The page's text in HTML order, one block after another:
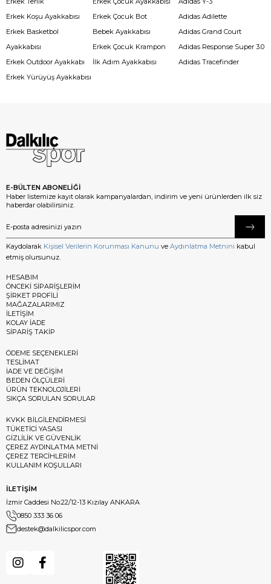
Erkek Koşu Ayakkabısı
Erkek Basketbol
Ayakkabısı
Erkek Outdoor Ayakkabı
Erkek Yürüyüş Ayakkabısı
Erkek Çocuk Bot
Bebek Ayakkabısı
Erkek Çocuk Krampon
İlk Adım Ayakkabısı
Adidas Adilette
Adidas Grand Court
Adidas Response Super 3.0
Adidas Tracefinder
E-BÜLTEN ABONELİĞİ
Haber listemize kayıt olarak kampanyalardan, indirim ve yeni ürünlerden ilk siz
haberdar olabilirsiniz.
Kaydolarak Kişisel Verilerin Korunması Kanunu ve Aydınlatma Metnini kabul
etmiş olursunuz.
HESABIM
ÖNCEKİ SİPARİŞLERİM
ŞİRKET PROFİLİ
MAĞAZALARIMIZ
İLETİŞİM
KOLAY İADE
SİPARİŞ TAKİP
ÖDEME SEÇENEKLERİ
TESLİMAT
İADE VE DEĞİŞİM
BEDEN ÖLÇÜLERİ
ÜRÜN TEKNOLOJİLERİ
SIKÇA SORULAN SORULAR
KVKK BİLGİLENDİRMESİ
TÜKETİCİ YASASI
GİZLİLİK VE GÜVENLİK
ÇEREZ AYDINLATMA METNİ
ÇEREZ TERCİHLERİM
KULLANIM KOŞULLARI
İLETİŞİM
İzmir Caddesi No:22/12-13 Kızılay ANKARA
0850 333 36 06
destek@dalkilicspor.com